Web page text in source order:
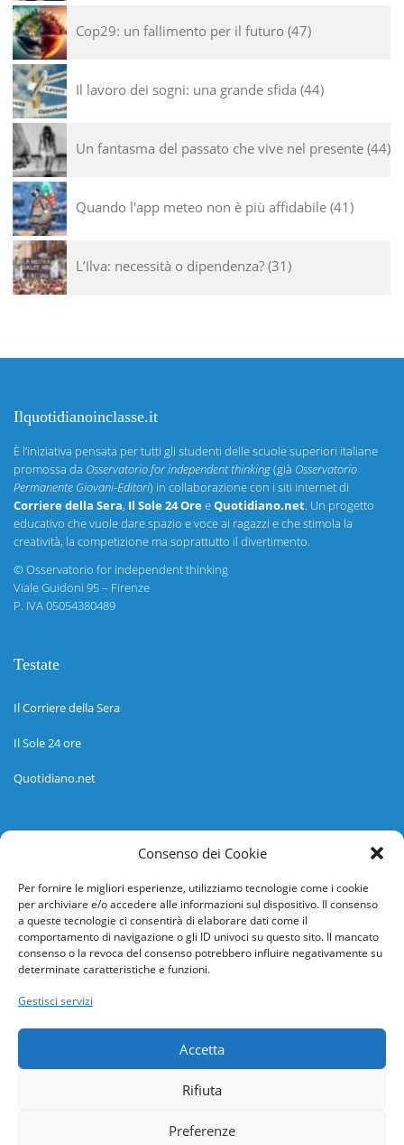
Consenso dei Cookie
Per fornire le migliori esperienze, utilizziamo tecnologie come i cookie
per archiviare e/o accedere alle informazioni sul dispositivo. Il consenso
a queste tecnologie ci consentirà di elaborare dati come il
comportamento di navigazione o gli ID univoci su questo sito. Il mancato
consenso o la revoca del consenso potrebbero influire negativamente su
determinate caratteristiche e funzioni.
Gestisci servizi
Accetta
Rifiuta
Preferenze
Cop29: un fallimento per il futuro 47
Il lavoro dei sogni: una grande sfida 44
Un fantasma del passato che vive nel presente 44
Quando l'app meteo non è più affidabile 41
L’Ilva: necessità o dipendenza? 31
Ilquotidianoinclasse.it
È l’iniziativa pensata per tutti gli studenti delle scuole superiori italiane
promossa da Osservatorio for independent thinking(già Osservatorio
Permanente Giovani-Editori) in collaborazione con i siti internet di
Corriere della Sera, Il Sole 24 OreeQuotidiano.net. Un progetto
educativo che vuole dare spazio e voce ai ragazzi e che stimola la
creatività, la competizione ma soprattutto il divertimento.
©Osservatorio for independent thinking
Viale Guidoni 95 – Firenze
P. IVA 05054380489
Testate
Il Corriere della Sera
Il Sole 24 ore
Quotidiano.net
Informazioni
Help desk
Guida rapida